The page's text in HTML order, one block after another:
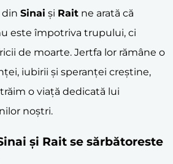
din Sinai și Rait ne arată că
este împotriva trupului, ci
de moarte. Jertfa lor rămâne o
iubirii și speranței creștine,
o viață dedicată lui
noștri.
și Rait se sărbătoreste